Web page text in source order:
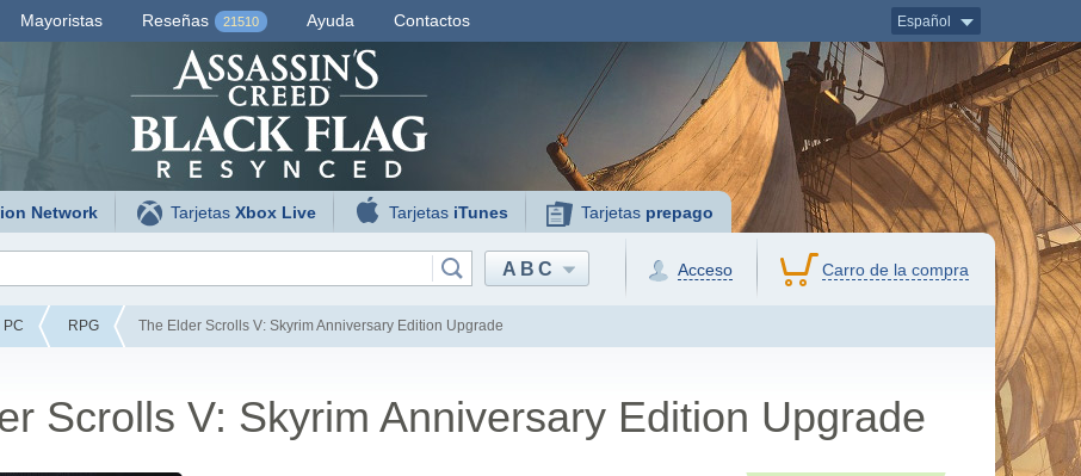
Mayoristas Reseñas 21510 Ayuda Contactos Español
Network TarjetasXbox Live Tarjetas iTunes Tarjetas prepago
ABC Acceso Carro de la compra
RPG The Elder Scrolls V: Skyrim Anniversary Edition Upgrade
Scrolls V: Skyrim Anniversary Edition Upgrade